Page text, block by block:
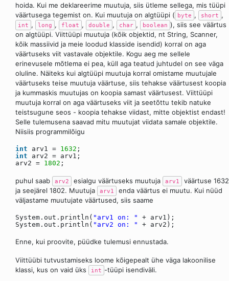
hoida. Kui me deklareerime muutuja, siis ütleme sellega, mis tüüpi
väärtusega tegemist on. Kui muutuja on algtüüpi ( byte , short ,
int , long , float , double , char , boolean ), siis see väärtus
on algtüüpi. Viittüüpi muutuja (kõik objektid, nt String, Scanner,
kõik massiivid ja meie loodud klasside isendid) korral on aga
väärtuseks viit vastavale objektile. Kogu aeg me sellele
erinevusele mõtlema ei pea, küll aga teatud juhtudel on see väga
oluline. Näiteks kui algtüüpi muutuja korral omistame muutujale
väärtuseks teise muutuja väärtuse, siis tehakse väärtusest koopia
ja kummaskis muutujas on koopia samast väärtusest. Viittüüpi
muutuja korral on aga väärtuseks viit ja seetõttu tekib natuke
teistsugune seos - koopia tehakse viidast, mitte objektist endast!
Selle tulemusena saavad mitu muutujat viidata samale objektile.
Niisiis programmilõigu
int arv1 = 1632 ;
int
arv2 = arv1;
arv2 = 1802 ;
puhul saab arv2 esialgu väärtuseks muutuja arv1
väärtuse 1632
ja seejärel 1802. Muutuja
arv1
enda väärtus ei muutu. Kui nüüd
väljastame muutujate väärtused, siis saame
System.out.println( "arv1 on: "
+ arv1);
System.out.println( "arv2 on: " + arv2);
Enne, kui proovite, püüdke tulemusi ennustada.
Viittüübi tutvustamiseks loome kõigepealt ühe väga lakoonilise
klassi, kus on vaid üks
int -tüüpi isendiväli.